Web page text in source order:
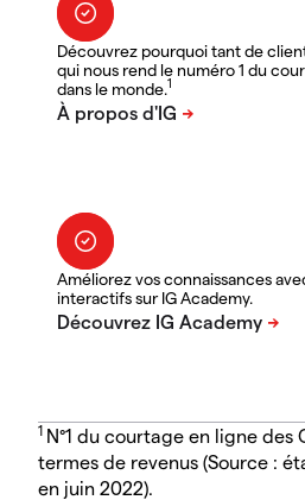
Découvrez pourquoi tant de
qui nous rend le numéro 1 du
dans le monde.1
Améliorez vos connaissances
interactifs sur IG Academy.
1 N°1 du courtage en ligne des
termes de revenus (Source :
en juin 2022).